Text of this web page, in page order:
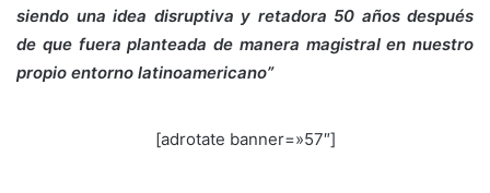
siendo una idea disruptiva y retadora 50 años después
de que fuera planteada de manera magistral en nuestro
propio entorno latinoamericano”
[adrotate banner=»57″]